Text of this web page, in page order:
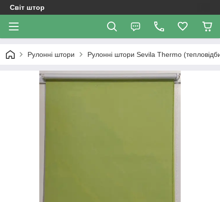
Світ штор
Рулонні штори Рулонні штори Sevila Thermo